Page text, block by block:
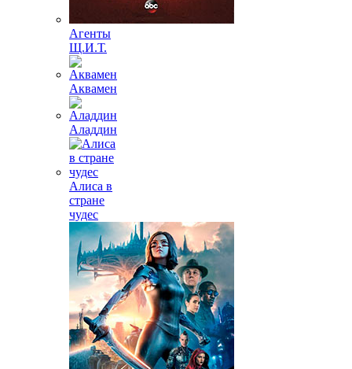
Агенты
Щ.И.Т.
Аквамен
Аладдин
Алиса в
стране
чудес